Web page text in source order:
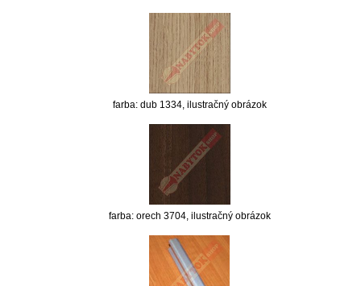
farba: dub 1334, ilustračný obrázok
farba: orech 3704, ilustračný obrázok